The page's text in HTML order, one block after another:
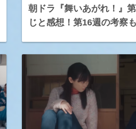
朝ドラ『舞いあがれ！』
じと感想！第16週の考察も